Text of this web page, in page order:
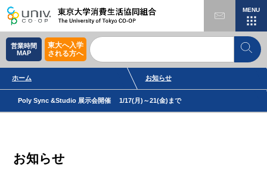
MENU
営業時間
MAP
東大へ入学
される方へ
ホーム お知らせ
Poly Sync &Studio 展示会開催 1/17(月)～21(金)まで
お知らせ